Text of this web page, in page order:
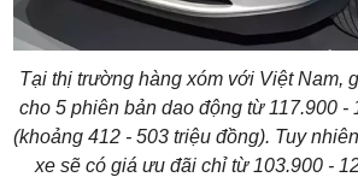
Tại thị trường hàng xóm với Việt Nam,
cho 5 phiên bản dao động từ 117.900 -
(khoảng 412 - 503 triệu đồng). Tuy
xe sẽ có giá ưu đãi chỉ từ 103.900 -